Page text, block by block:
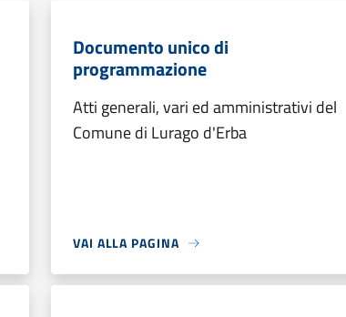
Documento unico di
programmazione
Atti generali, vari ed amministrativi del
Comune di Lurago d'Erba
VAI ALLA PAGINA